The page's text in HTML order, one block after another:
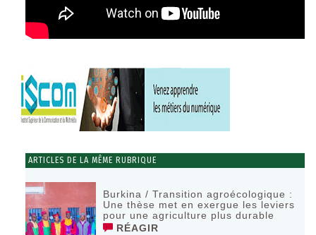
ARTICLES DE LA MÊME RUBRIQUE
Burkina / Transition agroécologique :
Une thèse met en exergue les leviers
pour une agriculture plus durable
RÉAGIR